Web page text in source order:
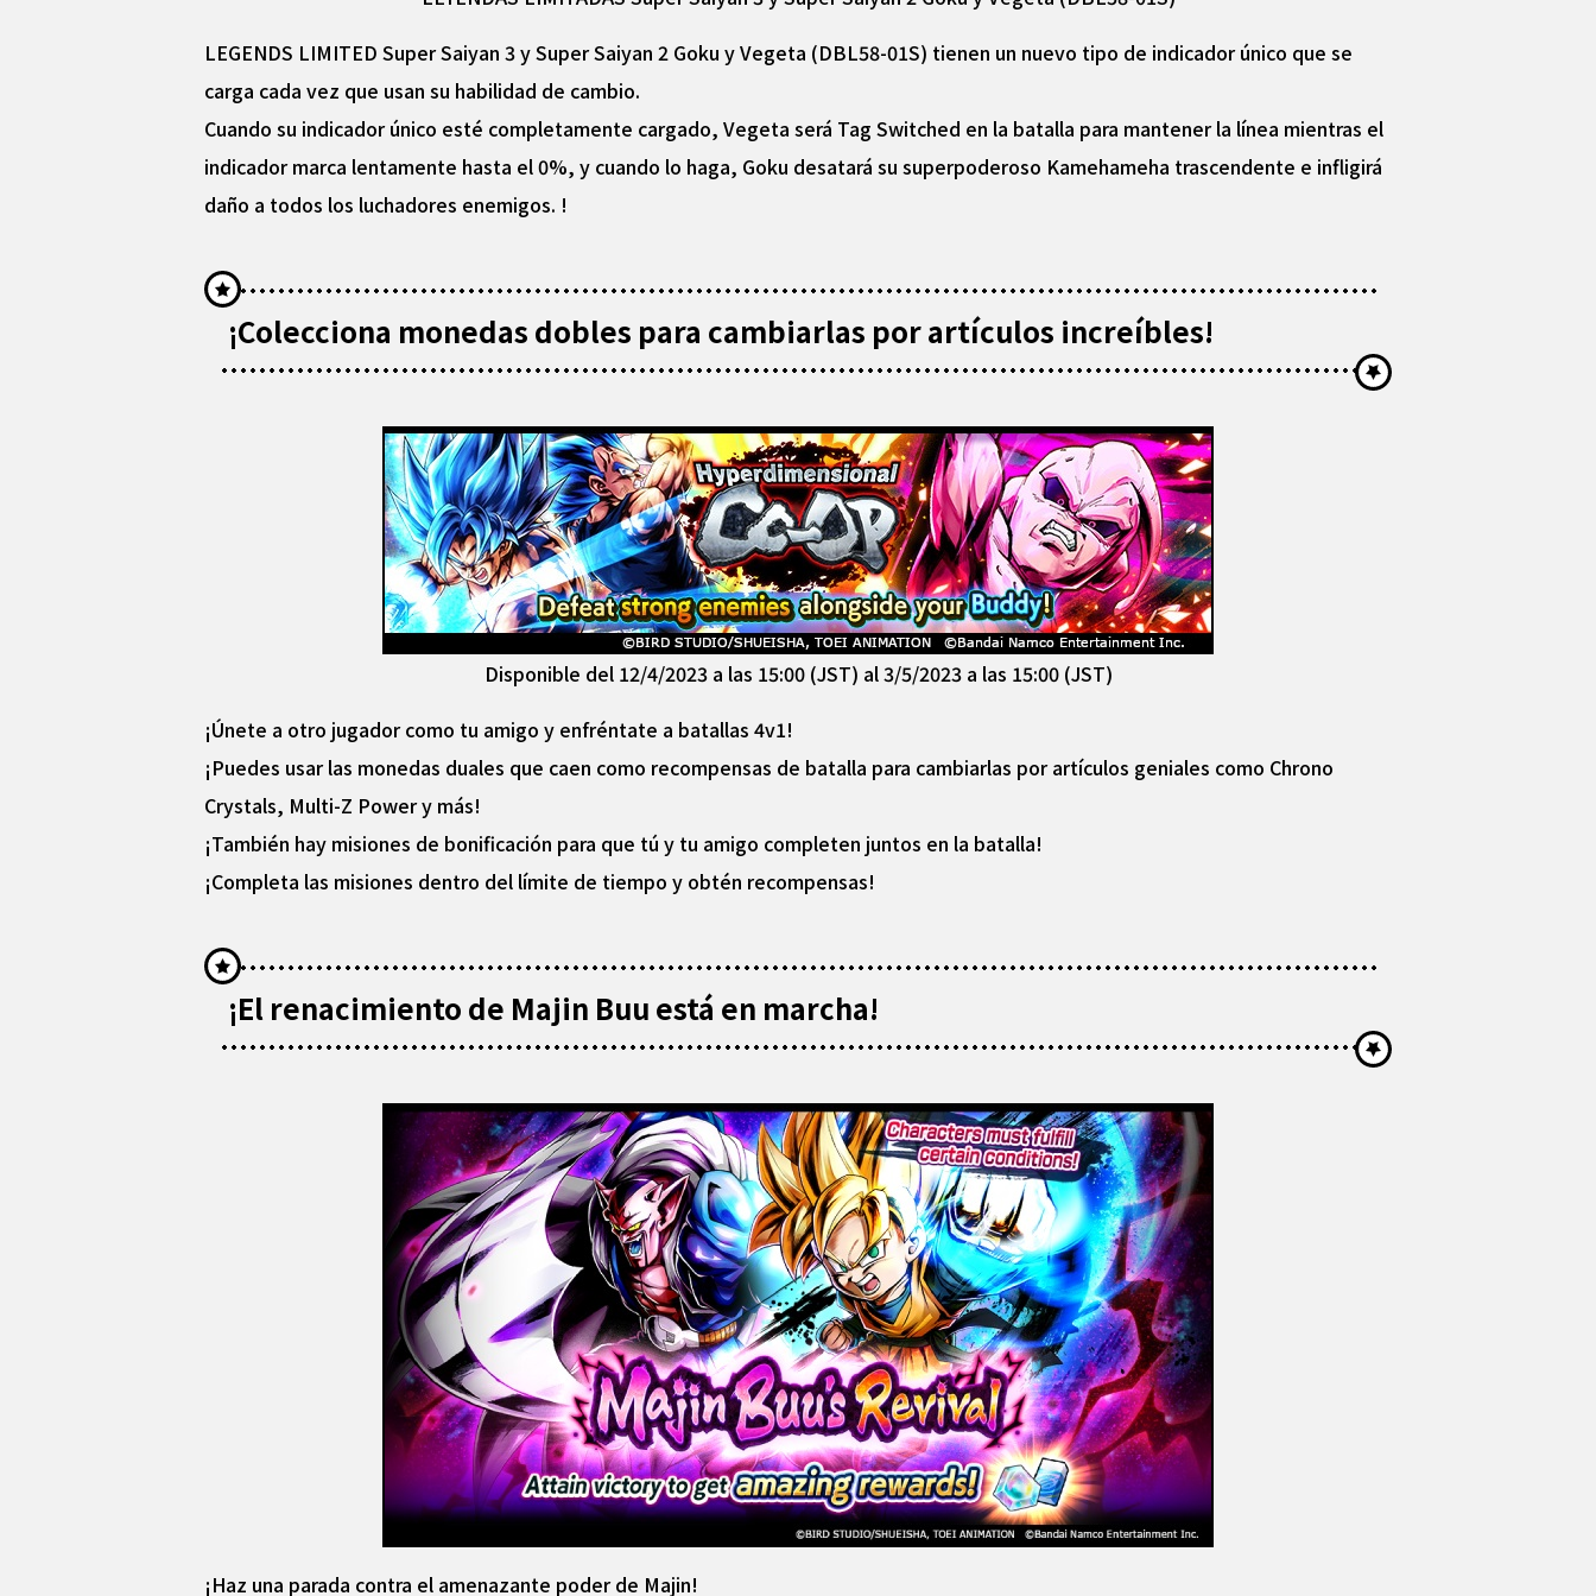
LEGENDS LIMITED Super Saiyan 3 y Super Saiyan 2 Goku y Vegeta (DBL58-01S) tienen un nuevo tipo de indicador único que se
carga cada vez que usan su habilidad de cambio.
Cuando su indicador único esté completamente cargado, Vegeta será Tag Switched en la batalla para mantener la línea mientras el
indicador marca lentamente hasta el 0%, y cuando lo haga, Goku desatará su superpoderoso Kamehameha trascendente e infligirá
daño a todos los luchadores enemigos. !
¡Colecciona monedas dobles para cambiarlas por artículos increíbles!
Disponible del 12/4/2023 a las 15:00 (JST) al 3/5/2023 a las 15:00 (JST)
¡Únete a otro jugador como tu amigo y enfréntate a batallas 4v1!
¡Puedes usar las monedas duales que caen como recompensas de batalla para cambiarlas por artículos geniales como Chrono
Crystals, Multi-Z Power y más!
¡También hay misiones de bonificación para que tú y tu amigo completen juntos en la batalla!
¡Completa las misiones dentro del límite de tiempo y obtén recompensas!
¡El renacimiento de Majin Buu está en marcha!
¡Haz una parada contra el amenazante poder de Majin!